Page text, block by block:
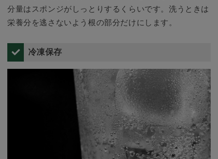
分量はスポンジがしっとりするくらいです。洗うときは
栄養分を逃さないよう根の部分だけにします。
冷凍保存